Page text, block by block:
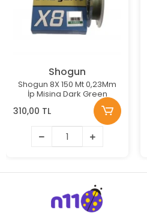
Shogun
Shogun 8X 150 Mt 0,23Mm
İp Misina Dark Green
310,00 TL